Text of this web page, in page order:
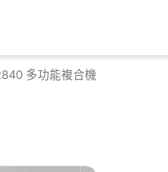
多功能複合機